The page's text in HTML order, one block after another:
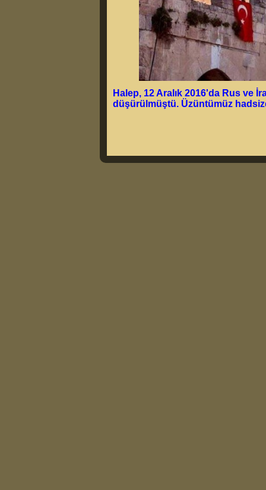
Halep, 12 Aralık 2016'da Rus ve
düşürülmüştü. Üzüntümüz